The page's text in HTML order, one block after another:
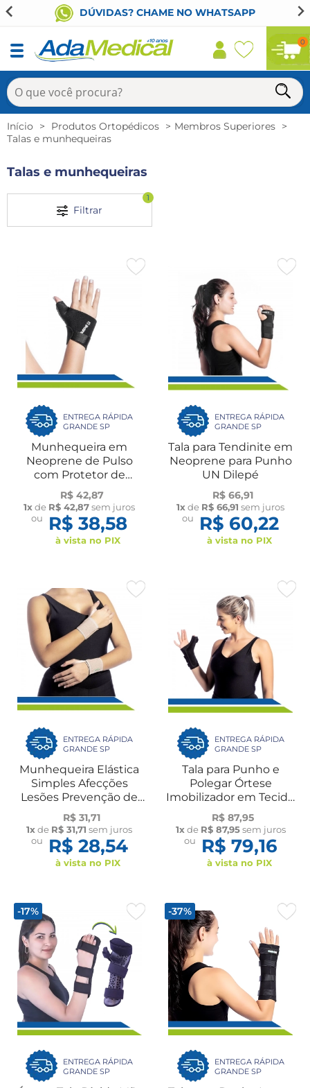
DÚVIDAS? CHAME NO WHATSAPP
0
Início Produtos Ortopédicos
Membros Superiores
Talas e munhequeiras
Talas e munhequeiras
Filtrar
1
ENTREGA RÁPIDA
GRANDE SP
Munhequeira em
Neoprene de Pulso
com Protetor de
Polegar UN Dilepé
R$ 42,87
1xde R$ 42,87sem juros
ou
R$ 38,58
à vista no PIX
ENTREGA RÁPIDA
GRANDE SP
Tala para Tendinite em
Neoprene para Punho
UN Dilepé
R$ 66,91
1xde R$ 66,91 sem juros
ou
R$ 60,22
à vista no PIX
ENTREGA RÁPIDA
GRANDE SP
Munhequeira Elástica
Simples Afecções
Lesões Prevenção de
Reincidência
Atividades Físicas Par
Dilepé
R$ 31,71
1xde R$ 31,71 sem juros
ou
R$ 28,54
à vista no PIX
ENTREGA RÁPIDA
GRANDE SP
Tala para Punho e
Polegar Órtese
Imobilizador em Tecido
Ajustável Adulto UN
Dilepé
R$ 87,95
1xde R$ 87,95sem juros
ou
R$ 79,16
à vista no PIX
-17%
ENTREGA RÁPIDA
GRANDE SP
-37%
ENTREGA RÁPIDA
GRANDE SP